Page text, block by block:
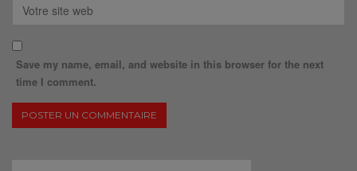
Save my name, email, and website in this browser for the next
time I comment.